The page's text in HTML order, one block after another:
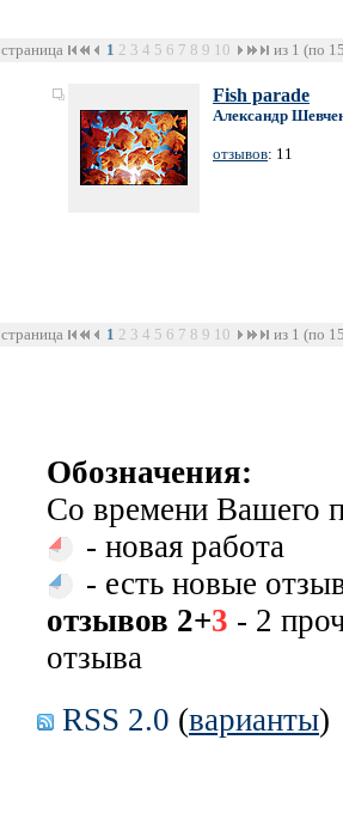
страница 1 2 3 4 5 6 7 8 9 10 из 1 (по
Fish parade
Александр
отзывов: 11
страница 1 2 3 4 5 6 7 8 9 10 из 1 (по
Обозначения:
Со времени Вашего
- новая работа
- есть новые
отзывов 2+3 - 2
отзыва
RSS 2.0 (варианты)